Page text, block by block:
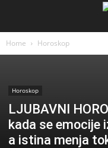
Home Horoskop
Horoskop
LJUBAVNI
kada se emocije
a istina menja